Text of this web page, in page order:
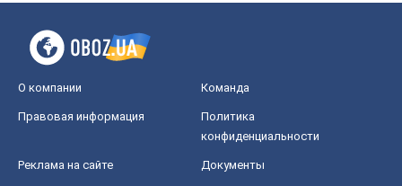
О компании Команда
Правовая информация
Политика
конфиденциальности
Реклама на сайте Документы